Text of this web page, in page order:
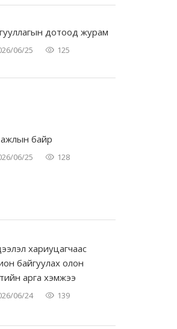
дотоод журам
06/25 125
байр
06/25 128
хариуцагчаас
байгуулах олон
арга хэмжээ
06/24 139